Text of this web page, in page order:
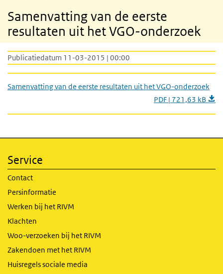
Samenvatting van de eerste
resultaten uit het VGO-onderzoek
Publicatiedatum 11-03-2015 | 00:00
Samenvatting van de eerste resultaten uit het VGO-onderzoek
PDF | 721,63 kB
Service
Contact
Persinformatie
Werken bij het RIVM
Klachten
Woo-verzoeken bij het RIVM
Zakendoen met het RIVM
Huisregels sociale media